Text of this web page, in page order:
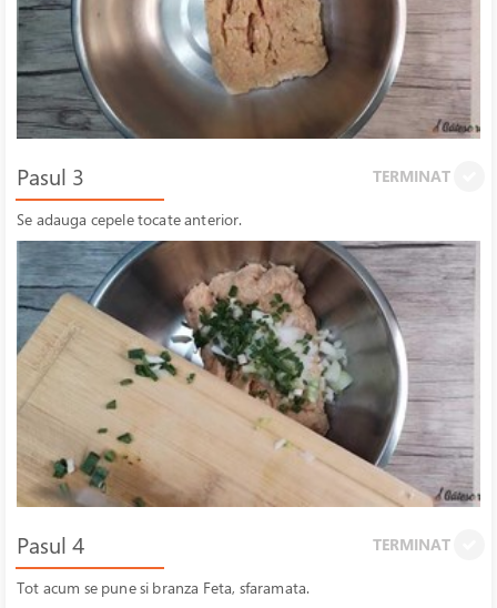
Pasul 3 TERMINAT
Se adauga cepele tocate anterior.
Pasul 4 TERMINAT
Tot acum se pune si branza Feta, sfaramata.